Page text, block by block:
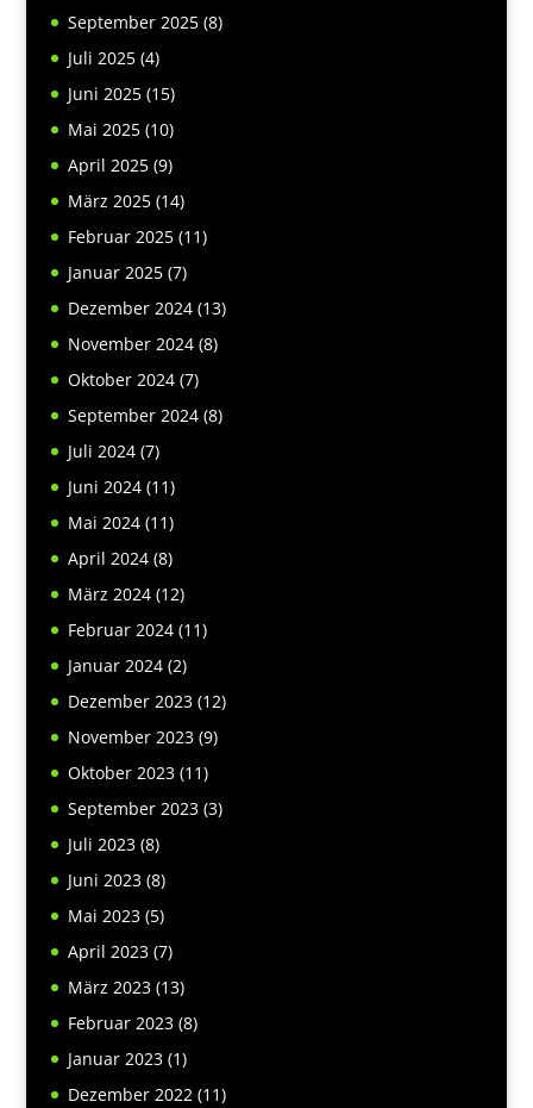
September 2025(8)
Juli 2025(4)
Juni 2025(15)
Mai 2025(10)
April 2025(9)
März 2025(14)
Februar 2025(11)
Januar 2025(7)
Dezember 2024(13)
November 2024(8)
Oktober 2024(7)
September 2024(8)
Juli 2024(7)
Juni 2024(11)
Mai 2024(11)
April 2024(8)
März 2024(12)
Februar 2024(11)
Januar 2024(2)
Dezember 2023(12)
November 2023(9)
Oktober 2023(11)
September 2023(3)
Juli 2023(8)
Juni 2023(8)
Mai 2023(5)
April 2023(7)
März 2023(13)
Februar 2023(8)
Januar 2023(1)
Dezember 2022(11)